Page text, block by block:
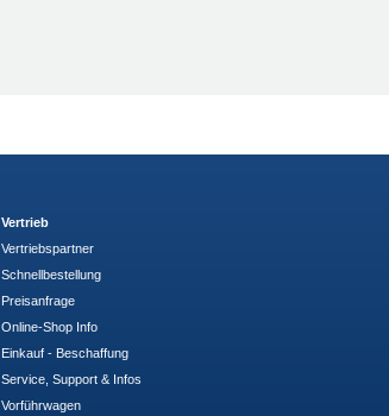
Vertrieb
Vertriebspartner
Schnellbestellung
Preisanfrage
Online-Shop Info
Einkauf - Beschaffung
Service, Support & Infos
Vorführwagen